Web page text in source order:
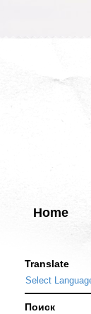
Home
Translate
Select
Поиск